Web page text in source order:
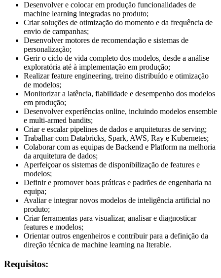
Desenvolver e colocar em produção funcionalidades de
machine learning integradas no produto;
Criar soluções de otimização do momento e da frequência de
envio de campanhas;
Desenvolver motores de recomendação e sistemas de
personalização;
Gerir o ciclo de vida completo dos modelos, desde a análise
exploratória até à implementação em produção;
Realizar feature engineering, treino distribuído e otimização
de modelos;
Monitorizar a latência, fiabilidade e desempenho dos modelos
em produção;
Desenvolver experiências online, incluindo modelos ensemble
e multi-armed bandits;
Criar e escalar pipelines de dados e arquiteturas de serving;
Trabalhar com Databricks, Spark, AWS, Ray e Kubernetes;
Colaborar com as equipas de Backend e Platform na melhoria
da arquitetura de dados;
Aperfeiçoar os sistemas de disponibilização de features e
modelos;
Definir e promover boas práticas e padrões de engenharia na
equipa;
Avaliar e integrar novos modelos de inteligência artificial no
produto;
Criar ferramentas para visualizar, analisar e diagnosticar
features e modelos;
Orientar outros engenheiros e contribuir para a definição da
direção técnica de machine learning na Iterable.
Requisitos: